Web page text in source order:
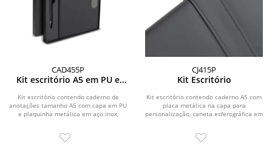
CAD455P
Kit escritório A5 em PU e
Kit escritório contendo caderno de
anotações tamanho A5 com capa em PU
e plaquinha metálica em aço inox,
CJ415P
Kit Escritório
Kit escritório contendo caderno A5 com
placa metálica na capa para
personalização, caneta esferográfica em